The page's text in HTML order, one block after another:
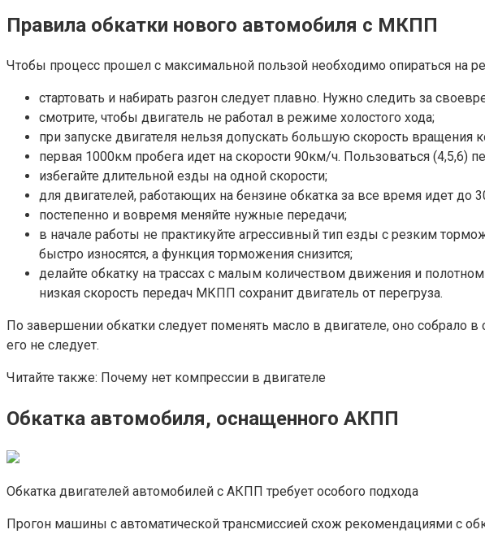
Правила обкатки нового автомобиля с МКПП
Чтобы процесс прошел с максимальной пользой необходимо опираться на
стартовать и набирать разгон следует плавно. Нужно следить за
смотрите, чтобы двигатель не работал в режиме холостого хода;
при запуске двигателя нельзя допускать большую скорость вращения
первая 1000км пробега идет на скорости 90км/ч. Пользоваться (4,5,6)
избегайте длительной езды на одной скорости;
для двигателей, работающих на бензине обкатка за все время идет
постепенно и вовремя меняйте нужные передачи;
в начале работы не практикуйте агрессивный тип езды с резким
быстро износятся, а функция торможения снизится;
делайте обкатку на трассах с малым количеством движения и
низкая скорость передач МКПП сохранит двигатель от перегруза.
По завершении обкатки следует поменять масло в двигателе, оно собрало
его не следует.
Читайте также: Почему нет компрессии в двигателе
Обкатка автомобиля, оснащенного АКПП
Обкатка двигателей автомобилей с АКПП требует особого подхода
Прогон машины с автоматической трансмиссией схож рекомендациями с